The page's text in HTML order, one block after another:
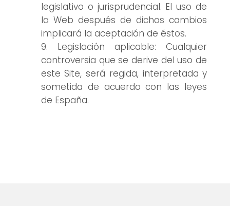
legislativo o jurisprudencial. El uso de
la Web después de dichos cambios
implicará la aceptación de éstos.
Legislación aplicable: Cualquier
controversia que se derive del uso de
este Site, será regida, interpretada y
sometida de acuerdo con las leyes
de España.